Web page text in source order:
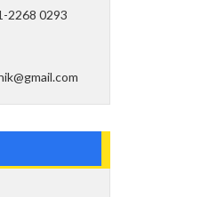
2268 0293